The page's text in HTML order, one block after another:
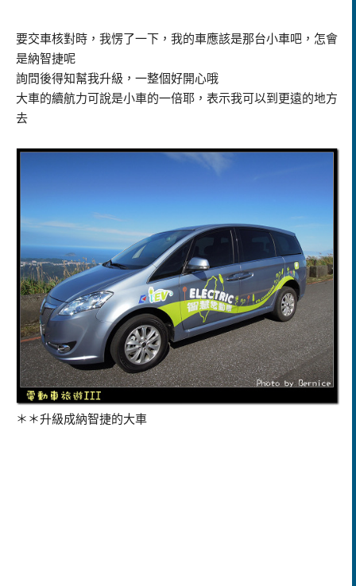
要交車核對時，我愣了一下，我的車應該是那台小車吧，怎會
是納智捷呢
詢問後得知幫我升級，一整個好開心哦
大車的續航力可說是小車的一倍耶，表示我可以到更遠的地方
去
＊＊升級成納智捷的大車